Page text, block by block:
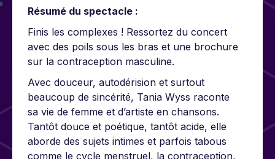
Résumé du spectacle :
Finis les complexes ! Ressortez du concert
avec des poils sous les bras et une brochure
sur la contraception masculine.
Avec douceur, autodérision et surtout
beaucoup de sincérité, Tania Wyss raconte
sa vie de femme et d’artiste en chansons.
Tantôt douce et poétique, tantôt acide, elle
aborde des sujets intimes et parfois tabous
comme le cycle menstruel, la contraception,